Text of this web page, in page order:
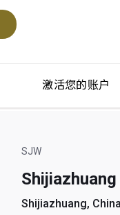
激活您的账户
SJW
Shijiazhuang, China